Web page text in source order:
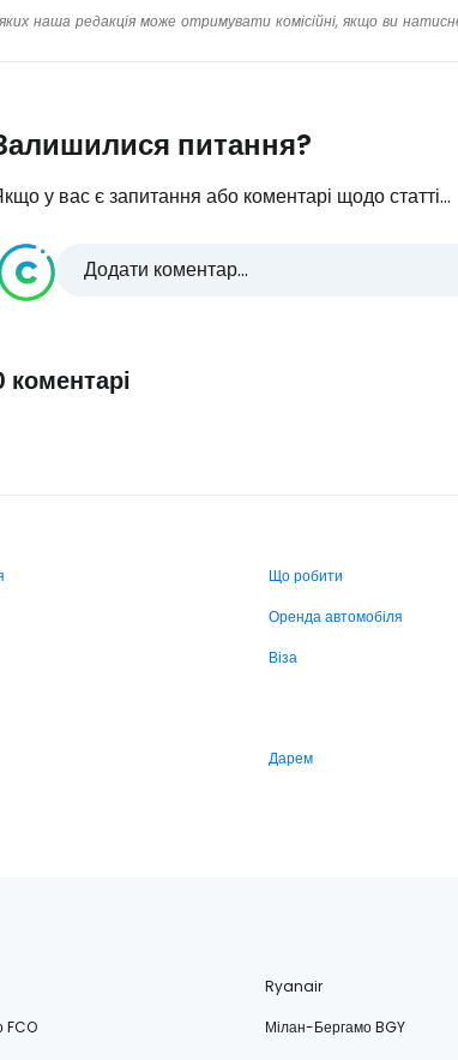
наша редакція може отримувати комісійні, якщо ви
питання?
у вас є запитання або коментарі щодо статті...
Додати коментар...
коментарі
Що робити
Оренда автомобіля
Віза
Дарем
Ryanair
FCO
Мілан-Бергамо BGY